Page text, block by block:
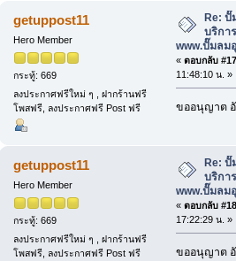
getuppost11
Hero Member
กระทู้: 669
ลงประกาศฟรีใหม่ ๆ , ฝากร้านฟรี
โพสฟรี, ลงประกาศฟรี Post ฟรี
Re: ปั๊
บริกา
www.ปั๊มลม
« ตอบกลับ
11:48:10 น. »
ขออนุญาต
getuppost11
Hero Member
กระทู้: 669
ลงประกาศฟรีใหม่ ๆ , ฝากร้านฟรี
โพสฟรี, ลงประกาศฟรี Post ฟรี
Re: ปั๊
บริกา
www.ปั๊มลม
« ตอบกลับ
17:22:29 น. »
ขออนุญาต